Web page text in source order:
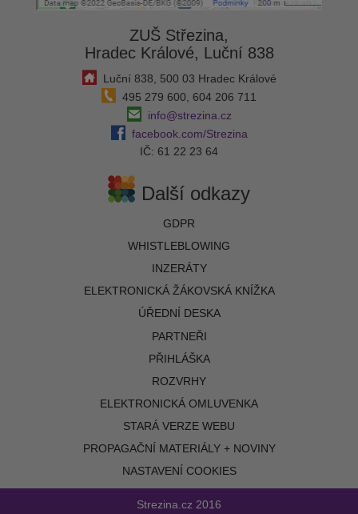
ZUŠ Střezina,
Hradec Králové, Luční 838
Luční 838, 500 03 Hradec Králové
495 279 600, 604 206 711
info@strezina.cz
facebook.com/Strezina
IČ: 61 22 23 64
Další odkazy
GDPR
WHISTLEBLOWING
INZERÁTY
ELEKTRONICKÁ ŽÁKOVSKÁ KNÍŽKA
ÚŘEDNÍ DESKA
PARTNEŘI
PŘIHLÁŠKA
ROZVRHY
ELEKTRONICKÁ OMLUVENKA
STARÁ VERZE WEBU
PROPAGAČNÍ MATERIÁLY + NOVINY
NASTAVENÍ COOKIES
Strezina.cz 2016